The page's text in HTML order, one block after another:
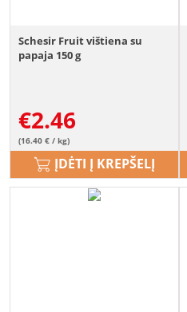
Schesir Fruit vištiena su
papaja 150 g
€2.46
(16.40 € / kg)
ĮDĖTI Į KREPŠELĮ